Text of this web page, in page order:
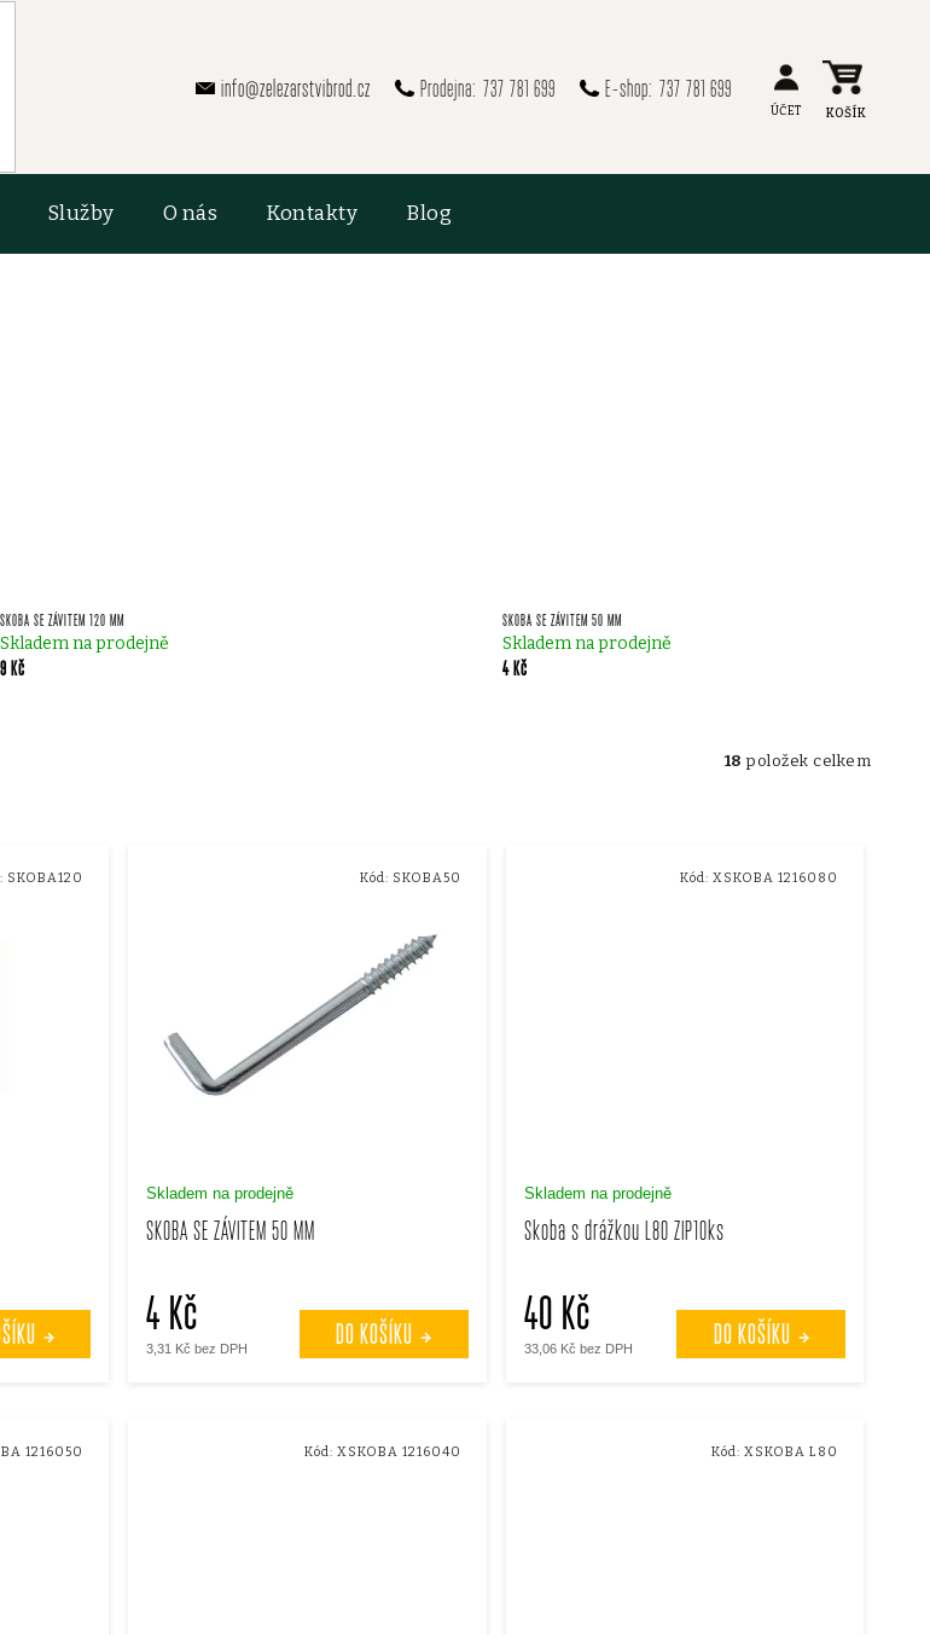
737 781 699
737 781 699
info@zelezarstvibrod.cz
Služby O nás Kontakty Blog
SKOBA SE ZÁVITEM 120 MM
Skladem na prodejně
9 Kč
SKOBA SE ZÁVITEM 50 MM
Skladem na prodejně
4 Kč
18 položek celkem
SKOBA120
SKOBA SE ZÁVITEM 50 MM
Skladem na prodejně
3,31 Kč bez DPH
4 Kč DO KOŠÍKU
Kód: SKOBA50
Skoba s drážkou L80 ZIP10ks
Skladem na prodejně
33,06 Kč bez DPH
40 Kč DO KOŠÍKU
Kód: XSKOBA 1216080
1216050 Kód: XSKOBA 1216040 Kód: XSKOBA L80